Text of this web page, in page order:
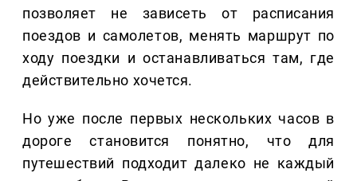
позволяет не зависеть от расписания
поездов и самолетов, менять маршрут по
ходу поездки и останавливаться там, где
действительно хочется.
Но уже после первых нескольких часов в
дороге становится понятно, что для
путешествий подходит далеко не каждый